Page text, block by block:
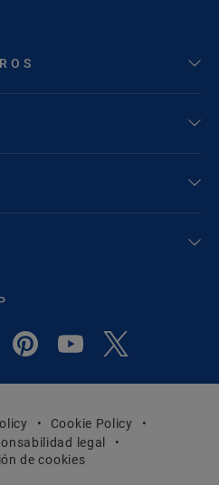
Cookie Policy
legal
de cookies